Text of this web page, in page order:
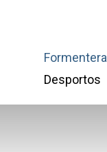
Formentera
Desportos